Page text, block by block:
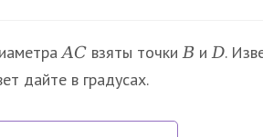
AC взяты точкиB иD.
дайте в градусах.